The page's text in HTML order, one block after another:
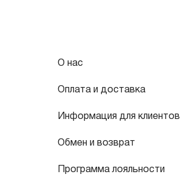
О нас
Оплата и доставка
Информация для клиентов
Обмен и возврат
Программа лояльности